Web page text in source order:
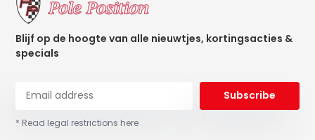
Blijf op de hoogte van alle nieuwtjes, kortingsacties &
specials
Subscribe
* Read legal restrictions here